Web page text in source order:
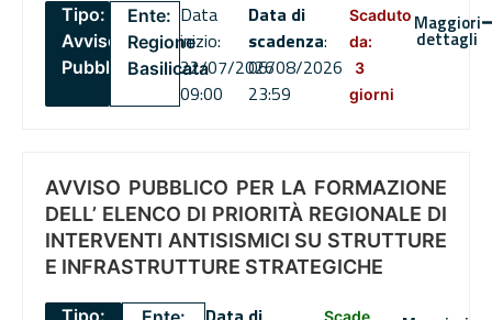
Tipo:
Avviso
Pubblico
Ente:
Regione
Basilicata
Data
inizio:
22/07/2026
09:00
Data di
scadenza:
06/08/2026
23:59
Scaduto
da:
3
giorni
Maggiori
dettagli
AVVISO PUBBLICO PER LA FORMAZIONE
DELL’ ELENCO DI PRIORITÀ REGIONALE DI
INTERVENTI ANTISISMICI SU STRUTTURE
E INFRASTRUTTURE STRATEGICHE